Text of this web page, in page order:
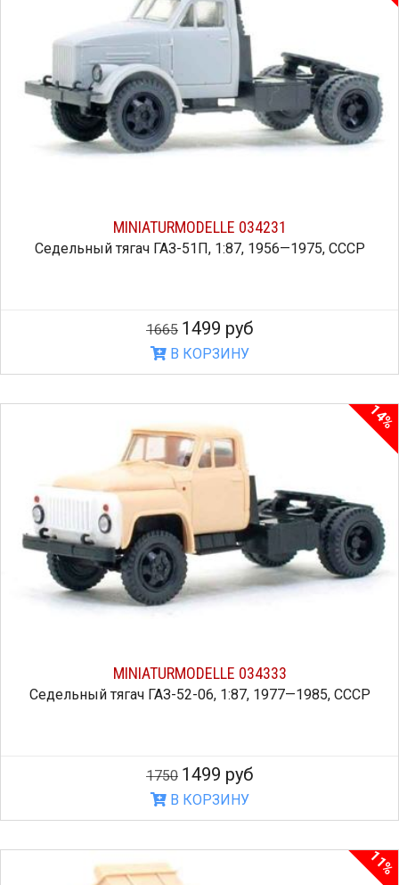
MINIATURMODELLE 034231
Седельный тягач ГАЗ-51П, 1:87, 1956—1975, СССР
1665 1499 руб
В КОРЗИНУ
MINIATURMODELLE 034333
Седельный тягач ГАЗ-52-06, 1:87, 1977—1985, СССР
14%
1750 1499 руб
В КОРЗИНУ
11%